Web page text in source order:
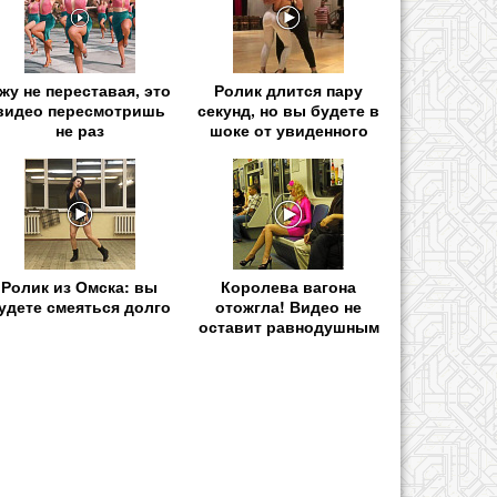
не переставая, это
пересмотришь
не раз
Ролик длится пару
секунд, но вы будете в
шоке от увиденного
Ролик из Омска: вы
смеяться долго
Королева вагона
отожгла! Видео не
оставит равнодушным